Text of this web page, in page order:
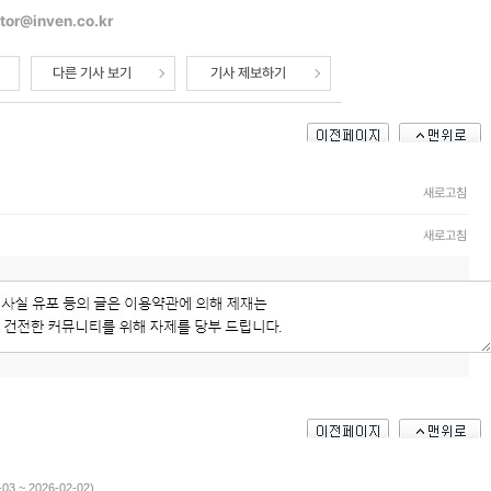
다른 기사 보기 기사 제보하기
새로고침
새로고침
~ 2026-02-02)